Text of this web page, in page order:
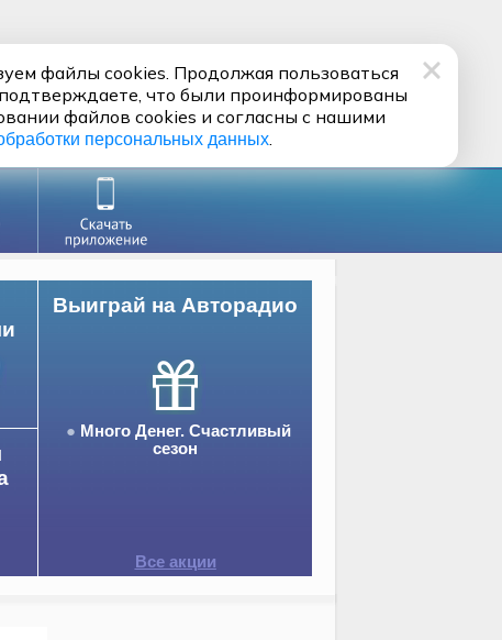
Выиграй на Авторадио
Много Денег. Счастливый
сезон
Все акции
файлы cookies. Продолжая пользоваться
что были проинформированы
файлов cookies и согласны с нашими
персональных данных.